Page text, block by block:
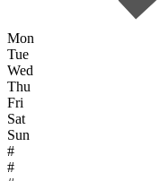
Mon
Tue
Wed
Thu
Fri
Sat
Sun
#
#